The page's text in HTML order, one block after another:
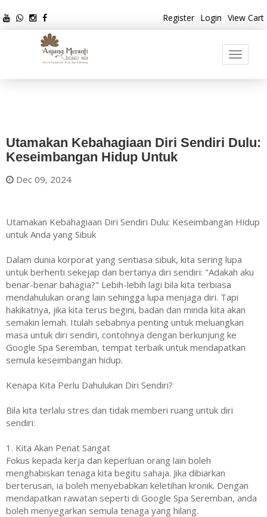
View Cart
Login
Register
Toggle
Utamakan Kebahagiaan Diri Sendiri Dulu:
Keseimbangan Hidup Untuk
Dec 09, 2024
Utamakan Kebahagiaan Diri Sendiri Dulu: Keseimbangan Hidup
untuk Anda yang Sibuk
Dalam dunia korporat yang sentiasa sibuk, kita sering lupa
untuk berhenti sekejap dan bertanya diri sendiri: "Adakah aku
benar-benar bahagia?" Lebih-lebih lagi bila kita terbiasa
mendahulukan orang lain sehingga lupa menjaga diri. Tapi
hakikatnya, jika kita terus begini, badan dan minda kita akan
semakin lemah. Itulah sebabnya penting untuk meluangkan
masa untuk diri sendiri, contohnya dengan berkunjung ke
Google Spa Seremban, tempat terbaik untuk mendapatkan
semula keseimbangan hidup.
Kenapa Kita Perlu Dahulukan Diri Sendiri?
Bila kita terlalu stres dan tidak memberi ruang untuk diri
sendiri:
1. Kita Akan Penat Sangat
Fokus kepada kerja dan keperluan orang lain boleh
menghabiskan tenaga kita begitu sahaja. Jika dibiarkan
berterusan, ia boleh menyebabkan keletihan kronik. Dengan
mendapatkan rawatan seperti di Google Spa Seremban, anda
boleh menyegarkan semula tenaga yang hilang.